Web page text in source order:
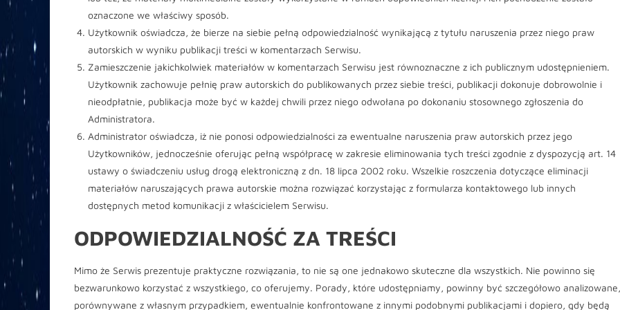
oznaczone we właściwy sposób.
Użytkownik oświadcza, że bierze na siebie pełną odpowiedzialność wynikającą z tytułu naruszenia przez niego praw
autorskich w wyniku publikacji treści w komentarzach Serwisu.
Zamieszczenie jakichkolwiek materiałów w komentarzach Serwisu jest równoznaczne z ich publicznym udostępnieniem.
Użytkownik zachowuje pełnię praw autorskich do publikowanych przez siebie treści, publikacji dokonuje dobrowolnie i
nieodpłatnie, publikacja może być w każdej chwili przez niego odwołana po dokonaniu stosownego zgłoszenia do
Administratora.
Administrator oświadcza, iż nie ponosi odpowiedzialności za ewentualne naruszenia praw autorskich przez jego
Użytkowników, jednocześnie oferując pełną współpracę w zakresie eliminowania tych treści zgodnie z dyspozycją art. 14
ustawy o świadczeniu usług drogą elektroniczną z dn. 18 lipca 2002 roku. Wszelkie roszczenia dotyczące eliminacji
materiałów naruszających prawa autorskie można rozwiązać korzystając z formularza kontaktowego lub innych
dostępnych metod komunikacji z właścicielem Serwisu.
ODPOWIEDZIALNOŚĆ ZA TREŚCI
Mimo że Serwis prezentuje praktyczne rozwiązania, to nie są one jednakowo skuteczne dla wszystkich. Nie powinno się
bezwarunkowo korzystać z wszystkiego, co oferujemy. Porady, które udostępniamy, powinny być szczegółowo analizowane,
porównywane z własnym przypadkiem, ewentualnie konfrontowane z innymi podobnymi publikacjami i dopiero, gdy będą